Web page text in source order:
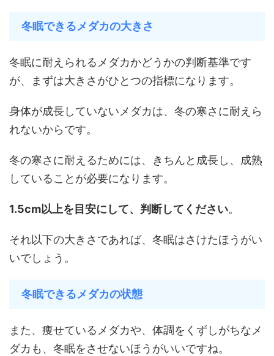
冬眠できるメダカの大きさ
冬眠に耐えられるメダカかどうかの判断基準です
が、まずは大きさがひとつの指標になります。
身体が成長していないメダカは、冬の寒さに耐えら
れないからです。
冬の寒さに耐えるためには、きちんと成長し、成熟
していることが必要になります。
1.5cm以上を目安にして、判断してください。
それ以下の大きさであれば、冬眠はさけたほうがい
いでしょう。
冬眠できるメダカの状態
また、痩せているメダカや、体調をくずしがちなメ
ダカも、冬眠をさせないほうがいいですね。